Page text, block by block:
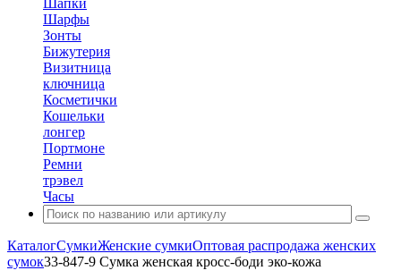
Шапки
Шарфы
Зонты
Бижутерия
Визитница
ключница
Косметички
Кошельки
лонгер
Портмоне
Ремни
трэвел
Часы
КаталогСумкиЖенские сумкиОптовая распродажа женских
сумок33-847-9 Сумка женская кросс-боди эко-кожа